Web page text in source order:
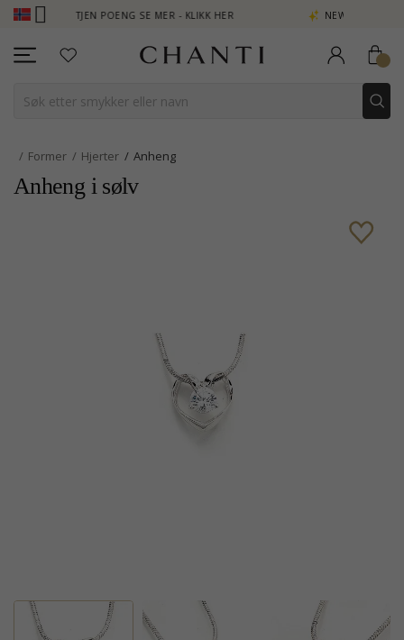
- TJEN POENG SE MER - KLIKK HER NEW COLLECTION | AURA
Former Hjerter Anheng
Anheng i sølv